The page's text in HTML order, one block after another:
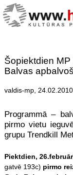
Šopiektdien
Balvas
valdis-mp,
Programmā –
pirmo vietu
grupu Trendkill
Piektdien,
gatvē 193c) pirmo